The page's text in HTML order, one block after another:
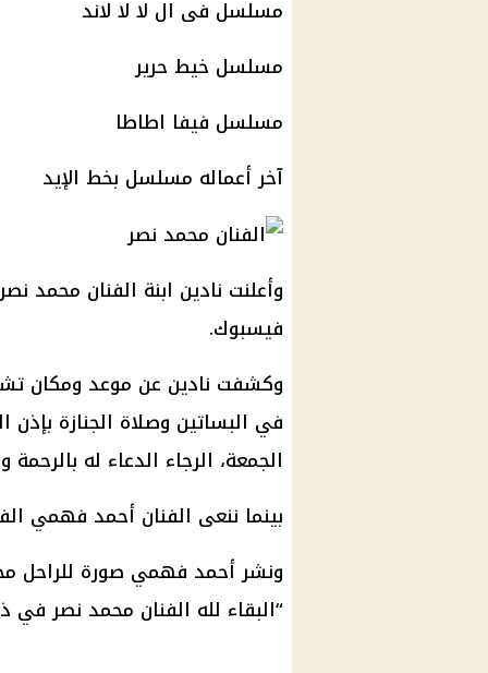
مسلسل فى ال لا لا لاند
مسلسل خيط حرير
مسلسل فيفا اطاطا
آخر أعماله مسلسل بخط الإيد
وأعلنت نادين ابنة الفنان محمد
فيسبوك.
وكشفت نادين عن موعد ومكان
في البساتين وصلاة الجنازة
الجمعة، الرجاء الدعاء له بالرحمة
بينما ننعى الفنان أحمد فهمي
ونشر أحمد فهمي صورة للراحل
“البقاء لله الفنان محمد نصر في